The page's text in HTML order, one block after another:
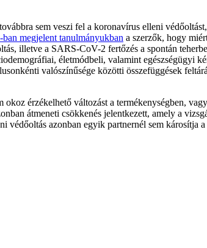
sem veszi fel a koronavírus elleni
megjelent tanulmányukban a szerzők, hogy
illetve a SARS-CoV-2 fertőzés a spontán
életmódbeli, valamint
valószínűsége közötti összefüggések
érzékelhető változást a termékenységben,
átmeneti csökkenés jelentkezett, amely a
azonban egyik partnernél sem károsítja